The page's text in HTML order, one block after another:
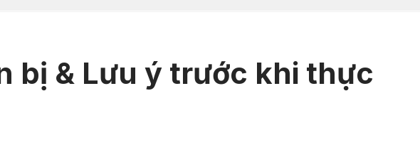
bị & Lưu ý trước khi thực